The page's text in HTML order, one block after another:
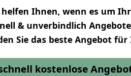
Ihnen, wenn es um
& unverbindlich
Sie das beste Angebot
kostenlose